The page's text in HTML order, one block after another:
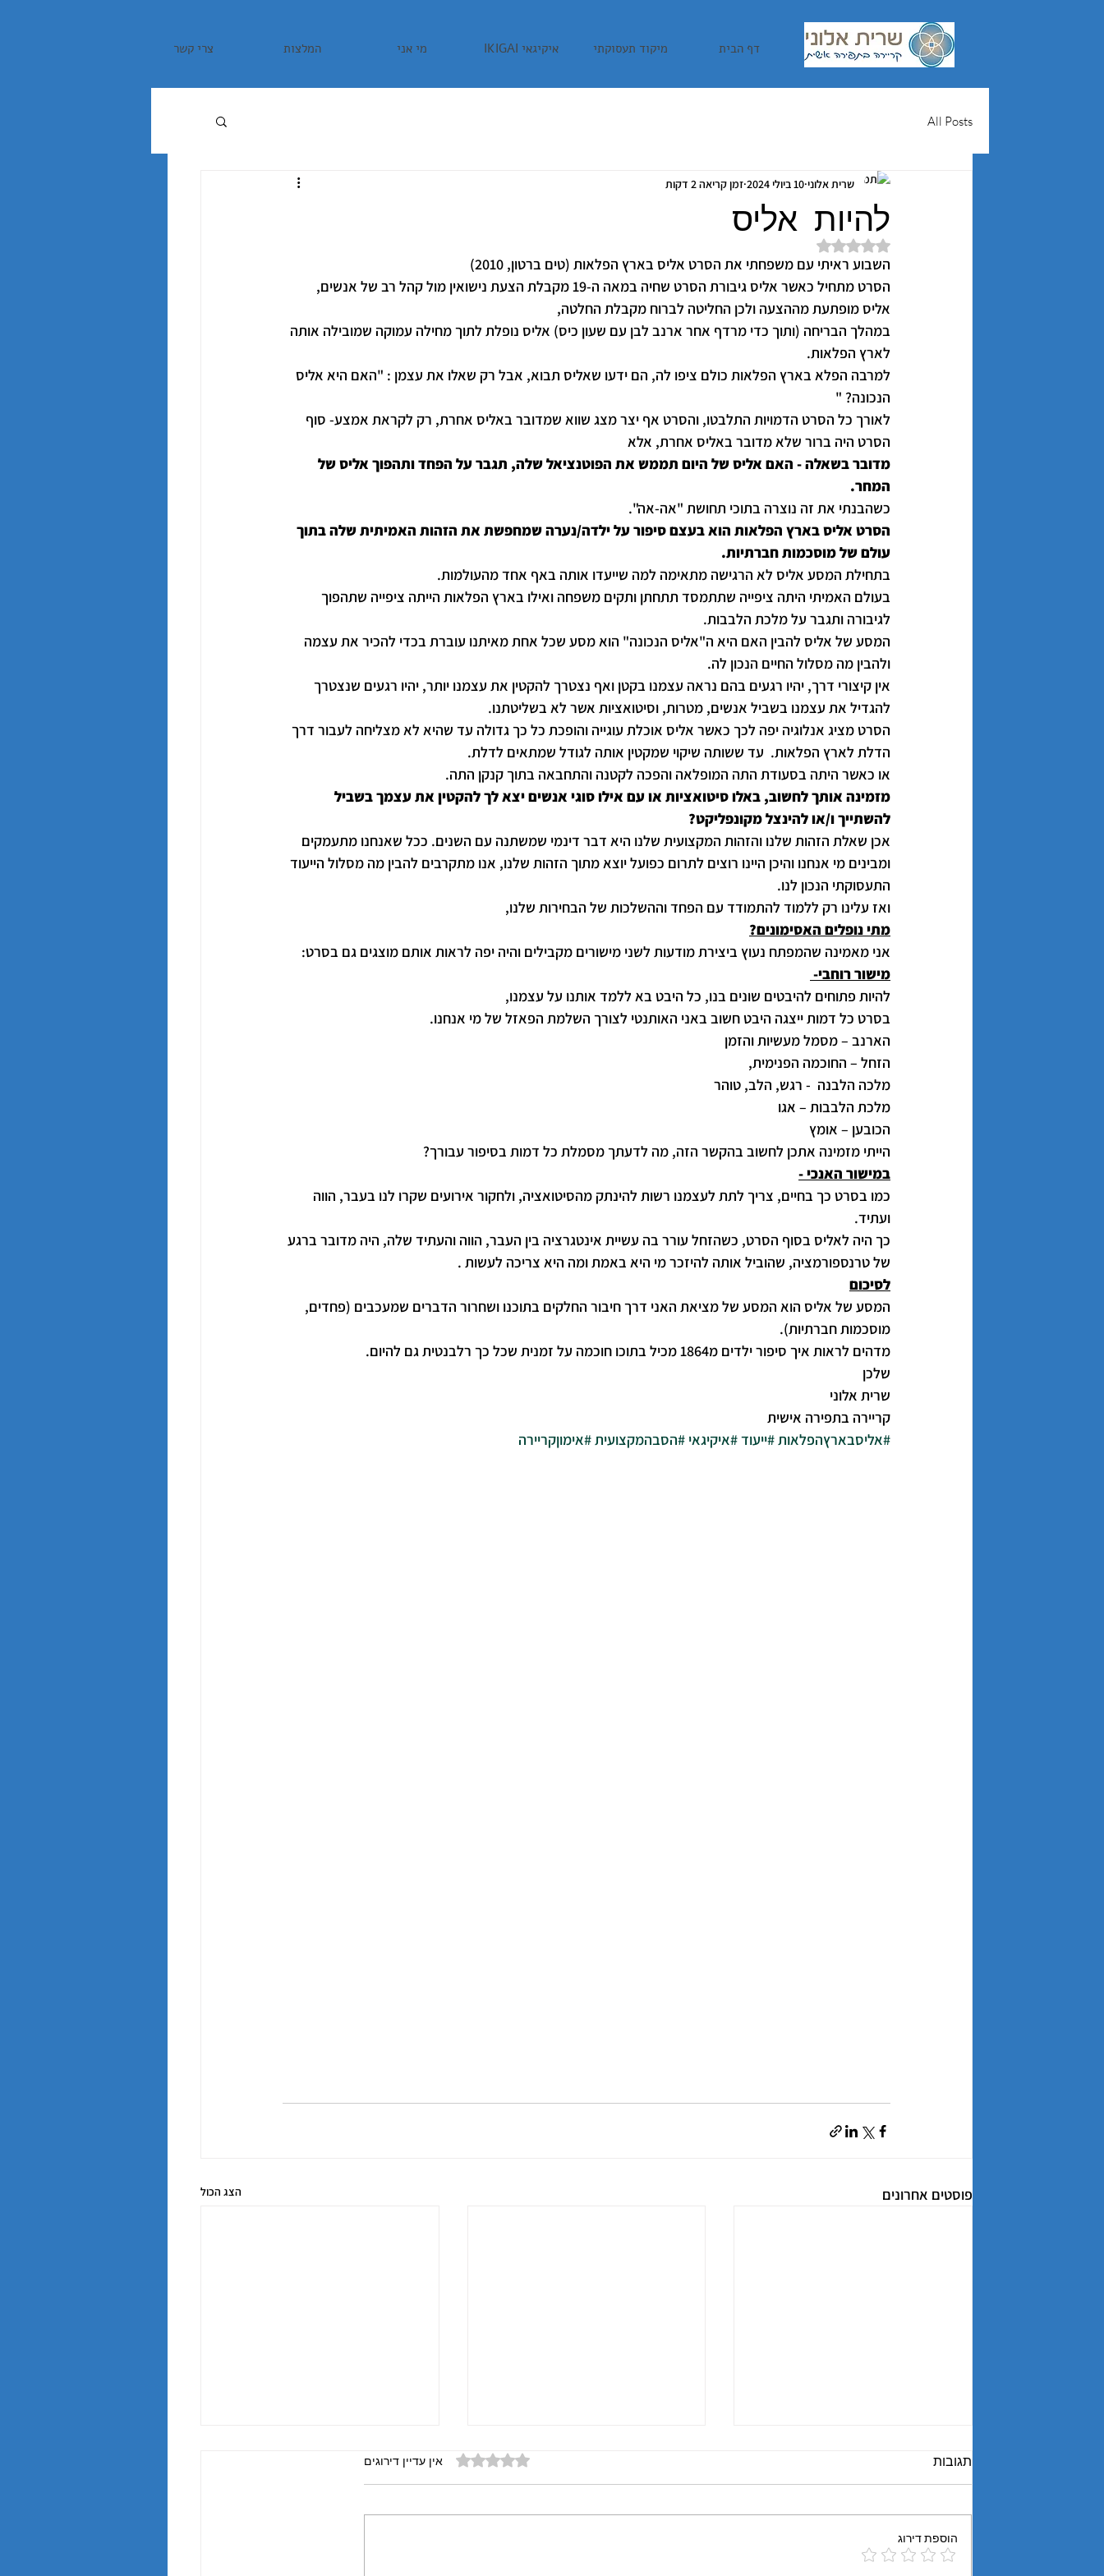
דף הבית מיקוד תעסוקתי איקיגאי IKIGAI מי אני המלצות צרי קשר
All Posts
להיות אליס
שרית אלוני 10 ביולי 2024 זמן קריאה 2 דקות
דירוג של NaN מתוך 5 כוכבים
השבוע ראיתי עם משפחתי את הסרט אליס בארץ הפלאות (טים ברטון, 2010)
הסרט מתחיל כאשר אליס גיבורת הסרט שחיה במאה ה-19 מקבלת הצעת נישואין מול קהל רב של אנשים,
אליס מופתעת מההצעה ולכן החליטה לברוח מקבלת החלטה,
במהלך הבריחה (ותוך כדי מרדף אחר ארנב לבן עם שעון כיס) אליס נופלת לתוך מחילה עמוקה שמובילה אותה
לארץ הפלאות.
למרבה הפלא בארץ הפלאות כולם ציפו לה, הם ידעו שאליס תבוא, אבל רק שאלו את עצמן : "האם היא אליס
הנכונה? "
לאורך כל הסרט הדמויות התלבטו, והסרט אף יצר מצג שווא שמדובר באליס אחרת, רק לקראת אמצע- סוף
הסרט היה ברור שלא מדובר באליס אחרת, אלא
מדובר בשאלה - האם אליס של היום תממש את הפוטנציאל שלה, תגבר על הפחד ותהפוך אליס של
המחר.
כשהבנתי את זה נוצרה בתוכי תחושת "אה-אה".
הסרט אליס בארץ הפלאות הוא בעצם סיפור על ילדה/נערה שמחפשת את הזהות האמיתית שלה בתוך
עולם של מוסכמות חברתיות.
בתחילת המסע אליס לא הרגישה מתאימה למה שייעדו אותה באף אחד מהעולמות.
בעולם האמיתי היתה ציפייה שתתמסד תתחתן ותקים משפחה ואילו בארץ הפלאות הייתה ציפייה שתהפוך
לגיבורה ותגבר על מלכת הלבבות.
המסע של אליס להבין האם היא ה"אליס הנכונה" הוא מסע שכל אחת מאיתנו עוברת בכדי להכיר את עצמה
ולהבין מה מסלול החיים הנכון לה.
אין קיצורי דרך, יהיו רגעים בהם נראה עצמנו בקטן ואף נצטרך להקטין את עצמנו יותר, יהיו רגעים שנצטרך
להגדיל את עצמנו בשביל אנשים, מטרות, וסיטואציות אשר לא בשליטתנו.
הסרט מציג אנלוגיה יפה לכך כאשר אליס אוכלת עוגייה והופכת כל כך גדולה עד שהיא לא מצליחה לעבור דרך
הדלת לארץ הפלאות.  עד ששותה שיקוי שמקטין אותה לגודל שמתאים לדלת.
או כאשר היתה בסעודת התה המופלאה והפכה לקטנה והתחבאה בתוך קנקן התה.
מזמינה אותך לחשוב, באלו סיטואציות או עם אילו סוגי אנשים יצא לך להקטין את עצמך בשביל
להשתייך ו/או להינצל מקונפליקט?
אכן שאלת הזהות שלנו והזהות המקצועית שלנו היא דבר דינמי שמשתנה עם השנים. ככל שאנחנו מתעמקים
ומבינים מי אנחנו והיכן היינו רוצים לתרום כפועל יוצא מתוך הזהות שלנו, אנו מתקרבים להבין מה מסלול הייעוד
התעסוקתי הנכון לנו.
ואז עלינו רק ללמוד להתמודד עם הפחד וההשלכות של הבחירות שלנו,
מתי נופלים האסימונים?
אני מאמינה שהמפתח נעוץ ביצירת מודעות לשני מישורים מקבילים והיה יפה לראות אותם מוצגים גם בסרט:
מישור רוחבי-
להיות פתוחים להיבטים שונים בנו, כל היבט בא ללמד אותנו על עצמנו,
בסרט כל דמות ייצגה היבט חשוב באני האותנטי לצורך השלמת הפאזל של מי אנחנו.
הארנב – מסמל מעשיות והזמן
הזחל – החוכמה הפנימית,
מלכה הלבנה  - רגש, הלב, טוהר
מלכת הלבבות – אגו
הכובען – אומץ
הייתי מזמינה אתכן לחשוב בהקשר הזה, מה לדעתך מסמלת כל דמות בסיפור עבורך?
במישור האנכי -
כמו בסרט כך בחיים, צריך לתת לעצמנו רשות להינתק מהסיטואציה, ולחקור אירועים שקרו לנו בעבר, הווה
ועתיד.
כך היה לאליס בסוף הסרט, כשהזחל עורר בה עשיית אינטגרציה בין העבר, הווה והעתיד שלה, היה מדובר ברגע
של טרנספורמציה, שהוביל אותה להיזכר מי היא באמת ומה היא צריכה לעשות .
לסיכום
המסע של אליס הוא המסע של מציאת האני דרך חיבור החלקים בתוכנו ושחרור הדברים שמעכבים (פחדים,
מוסכמות חברתיות).
מדהים לראות איך סיפור ילדים מ1864 מכיל בתוכו חוכמה על זמנית שכל כך רלבנטית גם להיום.
שלכן
שרית אלוני
קריירה בתפירה אישית
#אליסבארץהפלאות#ייעוד#איקיגאי #הסבהמקצועית#אימוןקריירה
פוסטים אחרונים הצג הכול
ריבאונד תעסוקתי
תגובות דירוג של 0 מתוך 5 כוכבים אין עדיין דירוגים
הוספת דירוג